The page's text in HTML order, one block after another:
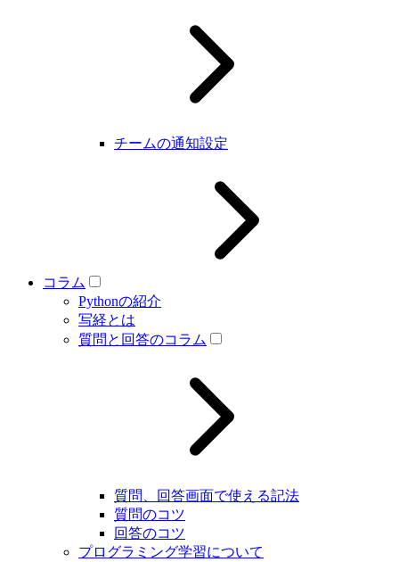
チームの通知設定
コラム
Pythonの紹介
写経とは
質問と回答のコラム
質問、回答画面で使える記法
質問のコツ
回答のコツ
プログラミング学習について